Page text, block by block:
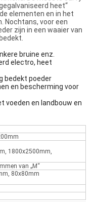
heet“
elementen en in het
Nochtans, voor een
zijn in een waaier van
bruine enz.
electro, heet
bedekt poeder
en bescherming voor
voeden en landbouw en
1800x2500mm,
van „M“
80x80mm